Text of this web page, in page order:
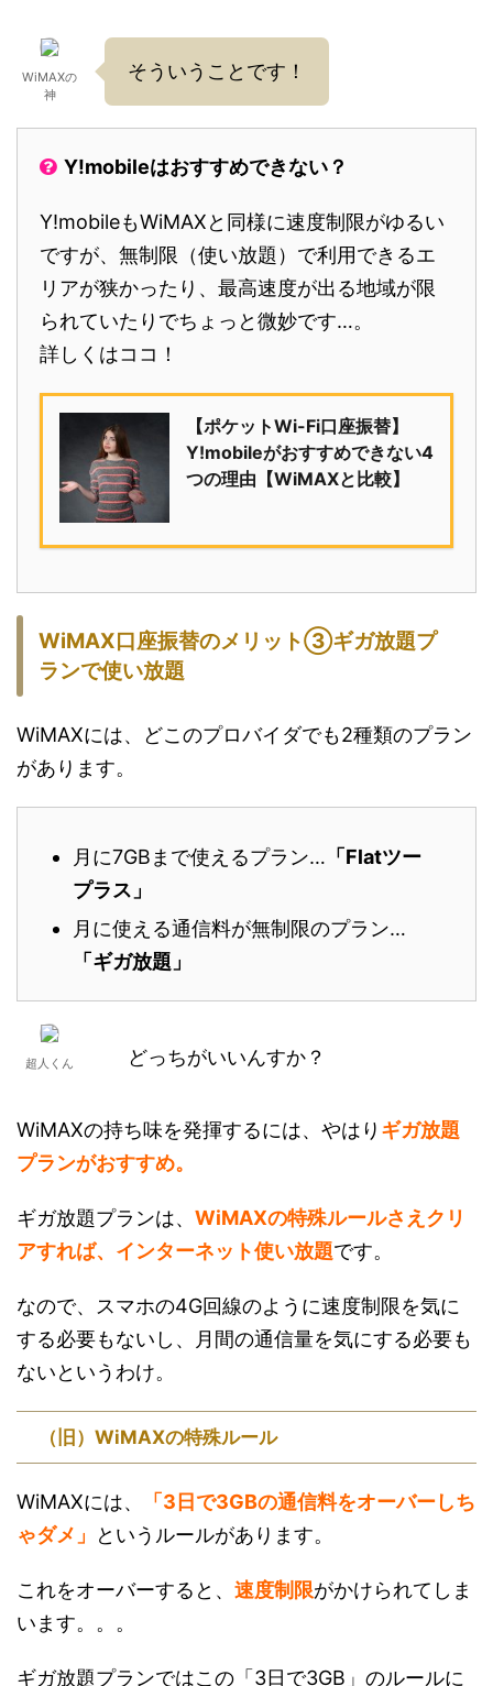
WiMAXの
神
そういうことです！
Y!mobileはおすすめできない？
Y!mobileもWiMAXと同様に速度制限がゆるい
ですが、無制限（使い放題）で利用できるエ
リアが狭かったり、最高速度が出る地域が限
られていたりでちょっと微妙です…。
詳しくはココ！
【ポケットWi-Fi口座振替】
Y!mobileがおすすめできない4
つの理由【WiMAXと比較】
WiMAX口座振替のメリット③ギガ放題プ
ランで使い放題
WiMAXには、どこのプロバイダでも2種類のプラン
があります。
月に7GBまで使えるプラン… 「Flatツー
プラス」
月に使える通信料が無制限のプラン…
「ギガ放題」
超人くん どっちがいいんすか？
WiMAXの持ち味を発揮するには、やはり ギガ放題
プランがおすすめ。
ギガ放題プランは、 WiMAXの特殊ルールさえクリ
アすれば、インターネット使い放題です。
なので、スマホの4G回線のように速度制限を気に
する必要もないし、月間の通信量を気にする必要も
ないというわけ。
（旧）WiMAXの特殊ルール
WiMAXには、
「3日で3GBの通信料をオーバーしち
ゃダメ」
というルールがあります。
これをオーバーすると、 速度制限がかけられてしま
います。。。
ギガ放題プランではこの「3日で3GB」のルールに